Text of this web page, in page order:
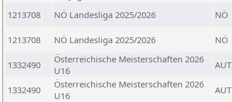
1213708
NÖ Landesliga 2025/2026 NÖ
1213708 NÖ Landesliga 2025/2026 NÖ
1332490
Österreichische Meisterschaften 2026
U16
AUT
1332490
Österreichische Meisterschaften 2026
U16
AUT